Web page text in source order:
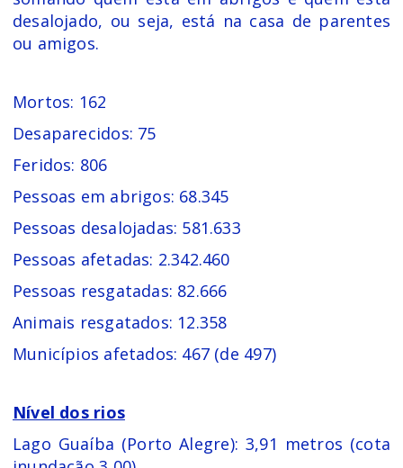
desalojado, ou seja, está na casa de parentes
ou amigos.
Mortos: 162
Desaparecidos: 75
Feridos: 806
Pessoas em abrigos: 68.345
Pessoas desalojadas: 581.633
Pessoas afetadas: 2.342.460
Pessoas resgatadas: 82.666
Animais resgatados: 12.358
Municípios afetados: 467 (de 497)
Nível dos rios
Lago Guaíba (Porto Alegre): 3,91 metros (cota